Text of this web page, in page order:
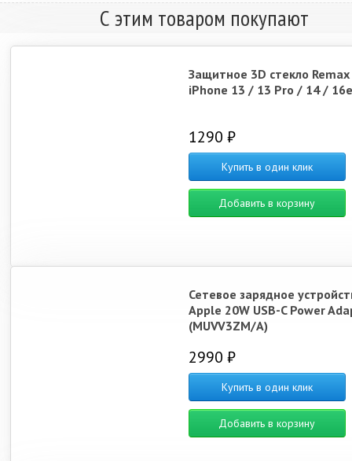
С этим товаром покупают
Защитное 3D стекло Remax
iPhone 13 / 13 Pro / 14 /
1290 ₽
Купить в один клик
Добавить в корзину
Сетевое зарядное
Apple 20W USB-C Power
(MUVV3ZM/A)
2990 ₽
Купить в один клик
Добавить в корзину